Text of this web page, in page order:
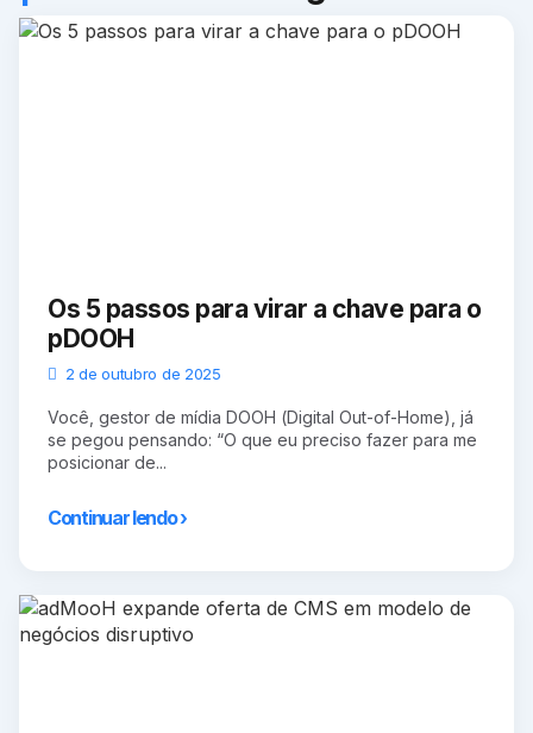
Os 5 passos para virar a chave para o
pDOOH
2 de outubro de 2025
Você, gestor de mídia DOOH (Digital Out-of-Home), já
se pegou pensando: “O que eu preciso fazer para me
posicionar de...
Continuar lendo ›